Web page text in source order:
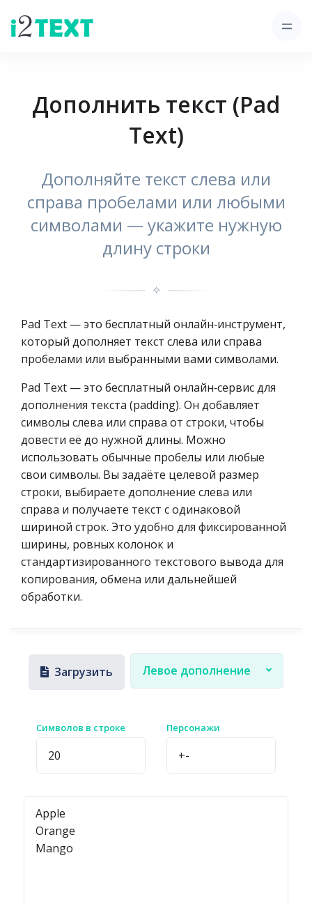
Дополнить текст (Pad
Text)
Дополняйте текст слева или
справа пробелами или любыми
символами — укажите нужную
длину строки
✧
Pad Text — это бесплатный онлайн‑инструмент,
который дополняет текст слева или справа
пробелами или выбранными вами символами.
Pad Text — это бесплатный онлайн‑сервис для
дополнения текста (padding). Он добавляет
символы слева или справа от строки, чтобы
довести её до нужной длины. Можно
использовать обычные пробелы или любые
свои символы. Вы задаёте целевой размер
строки, выбираете дополнение слева или
справа и получаете текст с одинаковой
шириной строк. Это удобно для фиксированной
ширины, ровных колонок и
стандартизированного текстового вывода для
копирования, обмена или дальнейшей
обработки.
Загрузить Левое дополнение
Символов в строке Персонажи